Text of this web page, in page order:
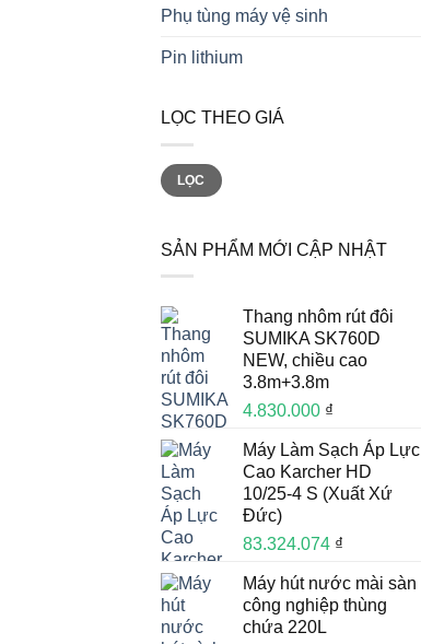
Phụ tùng máy vệ sinh
Pin lithium
LỌC THEO GIÁ
Giá
tối
thiểu
Giá
tối
đa
LỌC
SẢN PHẨM MỚI CẬP NHẬT
Thang nhôm rút đôi
SUMIKA SK760D
NEW, chiều cao
3.8m+3.8m
4.830.000 ₫
Máy Làm Sạch Áp Lực
Cao Karcher HD
10/25-4 S (Xuất Xứ
Đức)
83.324.074 ₫
Máy hút nước mài sàn
công nghiệp thùng
chứa 220L